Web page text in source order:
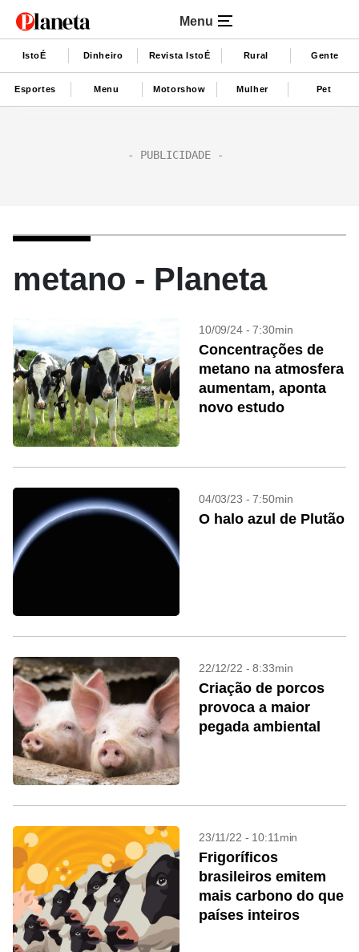
Menu
IstoÉ Dinheiro Revista IstoÉ Rural Gente
Esportes Menu Motorshow Mulher Pet
metano - Planeta
10/09/24 - 7:30min
Concentrações de
metano na atmosfera
aumentam, aponta
novo estudo
04/03/23 - 7:50min
O halo azul de Plutão
22/12/22 - 8:33min
Criação de porcos
provoca a maior
pegada ambiental
23/11/22 - 10:11min
Frigoríficos
brasileiros emitem
mais carbono do que
países inteiros